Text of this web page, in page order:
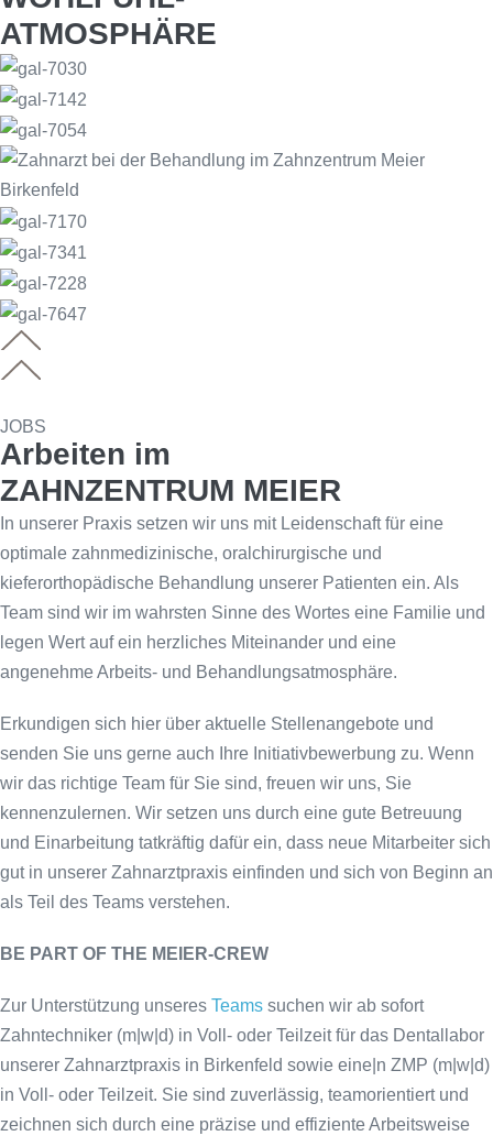
ATMOSPHÄRE
JOBS
Arbeiten im
ZAHNZENTRUM MEIER
In unserer Praxis setzen wir uns mit Leidenschaft für eine
optimale zahnmedizinische, oralchirurgische und
kieferorthopädische Behandlung unserer Patienten ein. Als
Team sind wir im wahrsten Sinne des Wortes eine Familie und
legen Wert auf ein herzliches Miteinander und eine
angenehme Arbeits- und Behandlungsatmosphäre.
Erkundigen sich hier über aktuelle Stellenangebote und
senden Sie uns gerne auch Ihre Initiativbewerbung zu. Wenn
wir das richtige Team für Sie sind, freuen wir uns, Sie
kennenzulernen. Wir setzen uns durch eine gute Betreuung
und Einarbeitung tatkräftig dafür ein, dass neue Mitarbeiter sich
gut in unserer Zahnarztpraxis einfinden und sich von Beginn an
als Teil des Teams verstehen.
BE PART OF THE MEIER-CREW
Zur Unterstützung unseres Teams suchen wir ab sofort
Zahntechniker (m|w|d) in Voll- oder Teilzeit für das Dentallabor
unserer Zahnarztpraxis in Birkenfeld sowie eine|n ZMP (m|w|d)
in Voll- oder Teilzeit. Sie sind zuverlässig, teamorientiert und
zeichnen sich durch eine präzise und effiziente Arbeitsweise